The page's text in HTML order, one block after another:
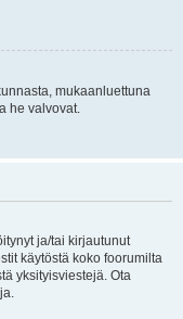
mukaanluettuna
he valvovat.
ja/tai kirjautunut
käytöstä koko foorumilta
yksityisviestejä. Ota